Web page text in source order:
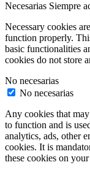
Necesarias Siempre
Necessary cookies
function properly.
basic functionalities
cookies do not store
No necesarias
No necesarias
Any cookies that
to function and is
analytics, ads, other
cookies. It is
these cookies on